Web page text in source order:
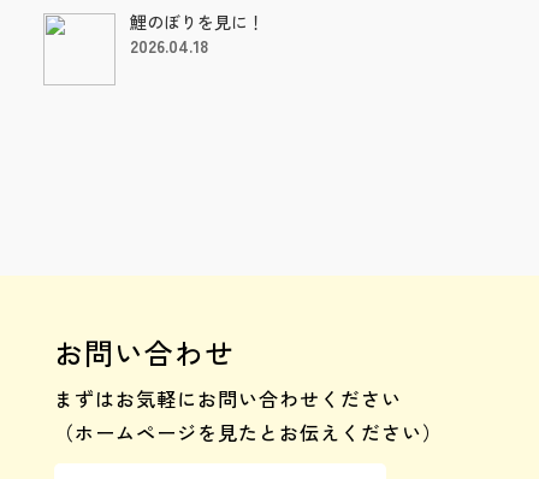
鯉のぼりを見に！
2026.04.18
お問い合わせ
まずはお気軽にお問い合わせください
（ホームページを見たとお伝えください）